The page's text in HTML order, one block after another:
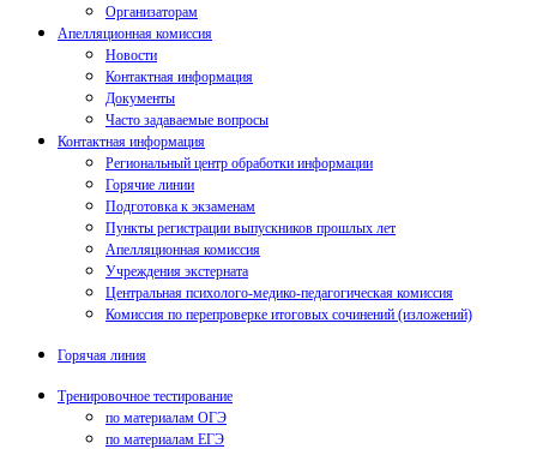
Организаторам
Апелляционная комиссия
Новости
Контактная информация
Документы
Часто задаваемые вопросы
Контактная информация
Региональный центр обработки информации
Горячие линии
Подготовка к экзаменам
Пункты регистрации выпускников прошлых лет
Апелляционная комиссия
Учреждения экстерната
Центральная психолого-медико-педагогическая комиссия
Комиссия по перепроверке итоговых сочинений (изложений)
Горячая линия
Тренировочное тестирование
по материалам ОГЭ
по материалам ЕГЭ